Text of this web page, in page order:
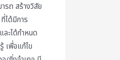
รถ สร้างวิสัย
ได้มีการ
ะได้กำหนด
เพื่อแก้ไข